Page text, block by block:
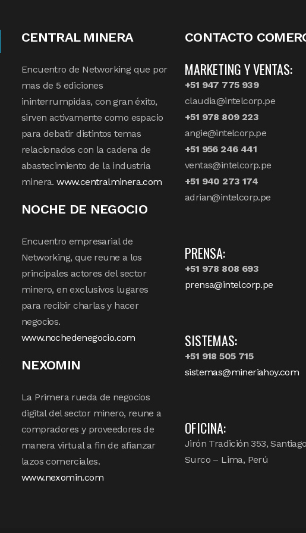
CENTRAL MINERA
Encuentro de Networking que por
mas de 5 ediciones
ininterrumpidas, con gran éxito,
sirven activamente como espacio
para debatir distintos temas
relacionados con la cadena de
abastecimiento de la industria
minera.www.centralminera.com
NOCHE DE NEGOCIO
Encuentro empresarial de
Networking, que reune a los
principales actores del sector
minero, en exclusivos lugares
para recibir charlas y hacer
negocios.
www.nochedenegocio.com
NEXOMIN
La Primera rueda de negocios
digital del sector minero, reune a
compradores y proveedores de
manera virtual a fin de afianzar
lazos comerciales.
www.nexomin.com
CONTACTO
MARKETING Y VENTAS:
+51 947 775 939
claudia@intelcorp.pe
+51 978 809 223
angie@intelcorp.pe
+51 956 246 441
ventas@intelcorp.pe
+51 940 273 174
adrian@intelcorp.pe
PRENSA:
+51 978 808 693
prensa@intelcorp.pe
SISTEMAS:
+51 918 505 715
sistemas@mineriahoy.com
OFICINA:
Jirón Tradición 353,
Surco – Lima, Perú